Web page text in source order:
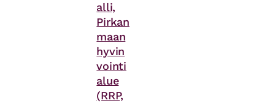
alli,
Pirkan
maan
hyvin
vointi
alue
(RRP,